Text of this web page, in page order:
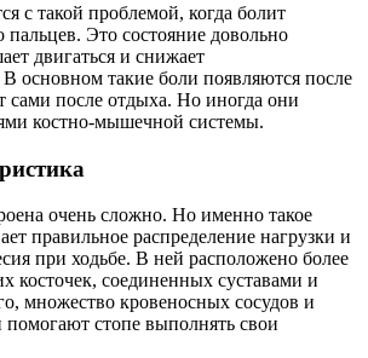
с такой проблемой, когда болит
Это состояние довольно
двигаться и снижает
В основном такие боли появляются после
сами после отдыха. Но иногда они
костно-мышечной системы.
очень сложно. Но именно такое
правильное распределение нагрузки и
при ходьбе. В ней расположено более
косточек, соединенных суставами и
множество кровеносных сосудов и
стопе выполнять свои